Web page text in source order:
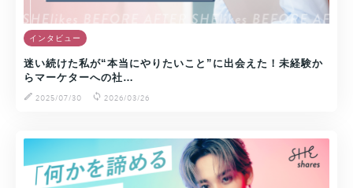
インタビュー
迷い続けた私が“本当にやりたいこと”に出会えた！未経験か
らマーケターへの社…
2025/07/30
2026/03/26